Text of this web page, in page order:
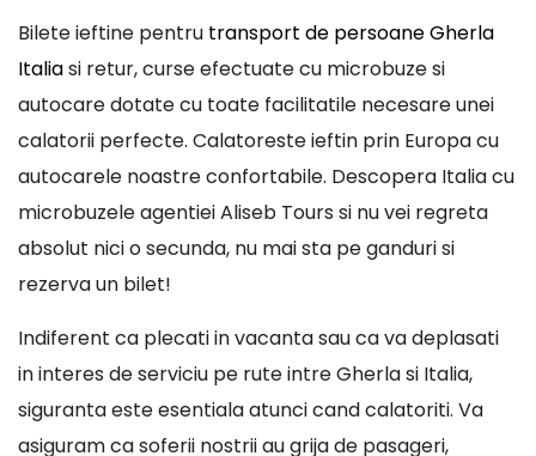
Bilete ieftine pentru transport de persoane Gherla
Italiasi retur, curse efectuate cu microbuze si
autocare dotate cu toate facilitatile necesare unei
calatorii perfecte. Calatoreste ieftin prin Europa cu
autocarele noastre confortabile. Descopera Italia cu
microbuzele agentiei Aliseb Tours si nu vei regreta
absolut nici o secunda, nu mai sta pe ganduri si
rezerva un bilet!
Indiferent ca plecati in vacanta sau ca va deplasati
in interes de serviciu pe rute intre Gherla si Italia,
siguranta este esentiala atunci cand calatoriti. Va
asiguram ca soferii nostrii au grija de pasageri,